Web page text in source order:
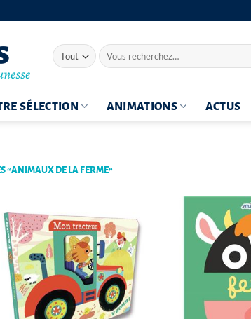
Recherche
pour :
SÉLECTION ANIMATIONS ACTUS
“ANIMAUX DE LA FERME”